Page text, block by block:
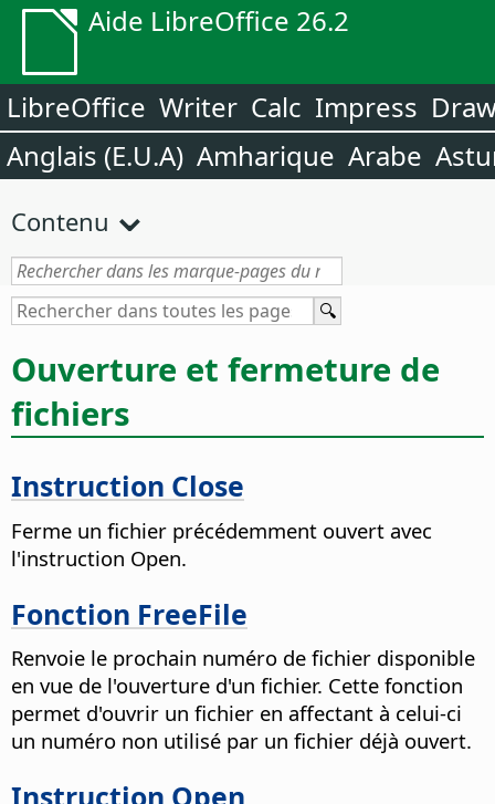
Aide LibreOffice 26.2
LibreOffice Writer Calc Impress
Anglais (E.U.A) Amharique Arabe
Contenu
Ouverture et fermeture de
fichiers
Instruction Close
Ferme un fichier précédemment ouvert avec
l'instruction Open.
Fonction FreeFile
Renvoie le prochain numéro de fichier disponible
en vue de l'ouverture d'un fichier. Cette fonction
permet d'ouvrir un fichier en affectant à celui-ci
un numéro non utilisé par un fichier déjà ouvert.
Instruction Open